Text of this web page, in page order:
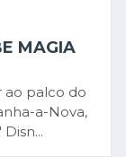
MAGIA
ao palco do
a-Nova,